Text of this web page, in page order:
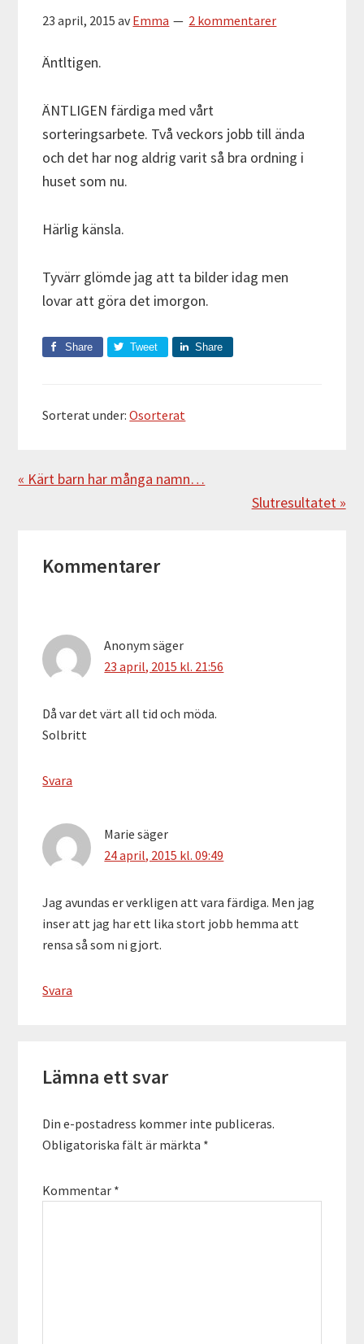
23 april, 2015 avEmma 2 kommentarer
Äntltigen.
ÄNTLIGEN färdiga med vårt
sorteringsarbete. Två veckors jobb till ända
och det har nog aldrig varit så bra ordning i
huset som nu.
Härlig känsla.
Tyvärr glömde jag att ta bilder idag men
lovar att göra det imorgon.
Share Tweet Share
Sorterat under:Osorterat
Föregående
« Kärt barn har många namn…
Nästa
Slutresultatet »
Kommentarer
Anonym säger
23 april, 2015 kl. 21:56
Då var det värt all tid och möda.
Solbritt
Svara
Marie säger
24 april, 2015 kl. 09:49
Jag avundas er verkligen att vara färdiga. Men jag
inser att jag har ett lika stort jobb hemma att
rensa så som ni gjort.
Svara
Lämna ett svar
Din e-postadress kommer inte publiceras.
Obligatoriska fält är märkta *
Kommentar *